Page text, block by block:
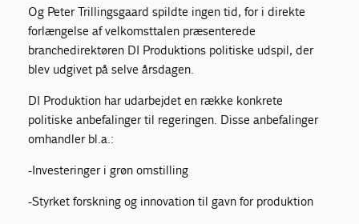
Og Peter Trillingsgaard spildte ingen tid, for i direkte
forlængelse af velkomsttalen præsenterede
branchedirektøren DI Produktions politiske udspil, der
blev udgivet på selve årsdagen.
DI Produktion har udarbejdet en række konkrete
politiske anbefalinger til regeringen. Disse anbefalinger
omhandler bl.a.:
-Investeringer i grøn omstilling
-Styrket forskning og innovation til gavn for produktion